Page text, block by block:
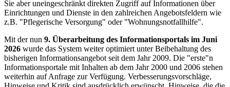
Sie aber uneingeschränkt direkten Zugriff auf Informationen über
Einrichtungen und Dienste in den zahlreichen Angebotsfeldern wie
z.B. "Pflegerische Versorgung" oder "Wohnungsnotfallhilfe".
Mit der nun 9. Überarbeitung des Informationsportals im Juni
2026 wurde das System weiter optimiert unter Beibehaltung des
bisherigen Informationsangebot seit dem Jahr 2009. Die "erste"n
Informationsportale mit Inhalten ab dem Jahr 2000 und 2006 stehen
weiterhin auf Anfrage zur Verfügung. Verbesserungsvorschläge,